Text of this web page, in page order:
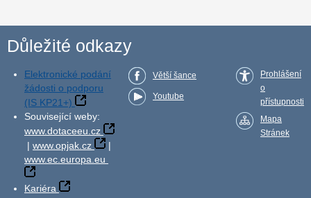
Důležité odkazy
Elektronické podání
žádosti o podporu
(IS KP21+)
Související weby:
www.dotaceeu.cz
| www.opjak.cz
|
www.ec.europa.eu
Kariéra
Větší šance
Youtube
Prohlášení
o
přístupnosti
Mapa
Stránek